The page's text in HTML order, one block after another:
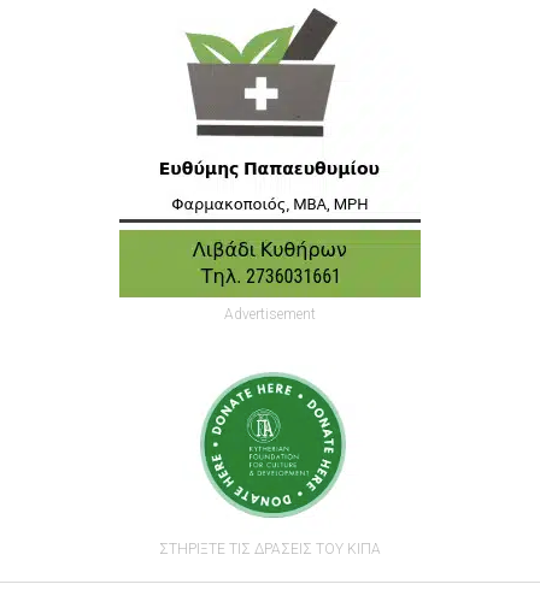
Advertisement
ΣΤΗΡΙΞΤΕ ΤΙΣ ΔΡΑΣΕΙΣ ΤΟΥ ΚΙΠΑ